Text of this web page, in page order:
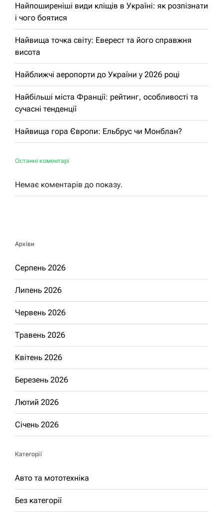
Найпоширеніші види кліщів в Україні: як розпізнати
і чого боятися
Найвища точка світу: Еверест та його справжня
висота
Найближчі аеропорти до України у 2026 році
Найбільші міста Франції: рейтинг, особливості та
сучасні тенденції
Найвища гора Європи: Ельбрус чи Монблан?
Останні коментарі
Немає коментарів до показу.
Архіви
Серпень 2026
Липень 2026
Червень 2026
Травень 2026
Квітень 2026
Березень 2026
Лютий 2026
Січень 2026
Категорії
Авто та мототехніка
Без категорії